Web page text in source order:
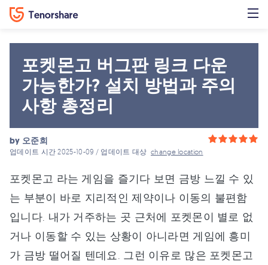
포켓몬고 버그판 링크 다운
가능한가? 설치 방법과 주의
사항 총정리
by 오준희
업데이트 시간 2025-10-09 / 업데이트 대상change location
포켓몬고 라는 게임을 즐기다 보면 금방 느낄 수 있
는 부분이 바로 지리적인 제약이나 이동의 불편함
입니다. 내가 거주하는 곳 근처에 포켓몬이 별로 없
거나 이동할 수 있는 상황이 아니라면 게임에 흥미
가 금방 떨어질 텐데요. 그런 이유로 많은 포켓몬고